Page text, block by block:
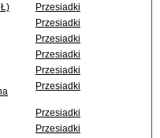
Przesiadki
Przesiadki
Przesiadki
Przesiadki
Przesiadki
Przesiadki
Przesiadki
Przesiadki